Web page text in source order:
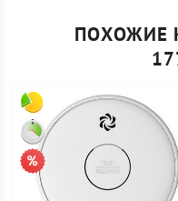
ПОХОЖИЕ К